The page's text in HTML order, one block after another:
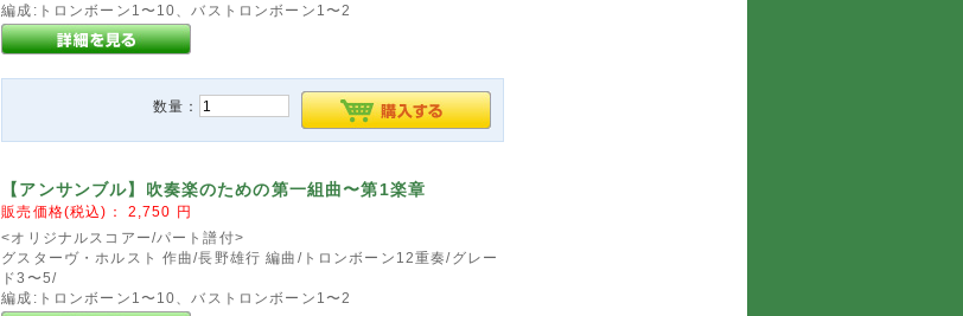
編成:トロンボーン1〜10、バストロンボーン1〜2
数量：
【アンサンブル】吹奏楽のための第一組曲〜第1楽章
販売価格(税込)： 2,750 円
<オリジナルスコアー/パート譜付>
グスターヴ・ホルスト 作曲/長野雄行 編曲/トロンボーン12重奏/グレー
ド3〜5/
編成:トロンボーン1〜10、バストロンボーン1〜2